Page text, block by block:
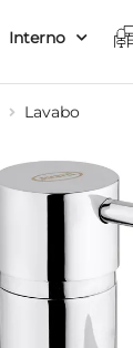
Interno
Lavabo